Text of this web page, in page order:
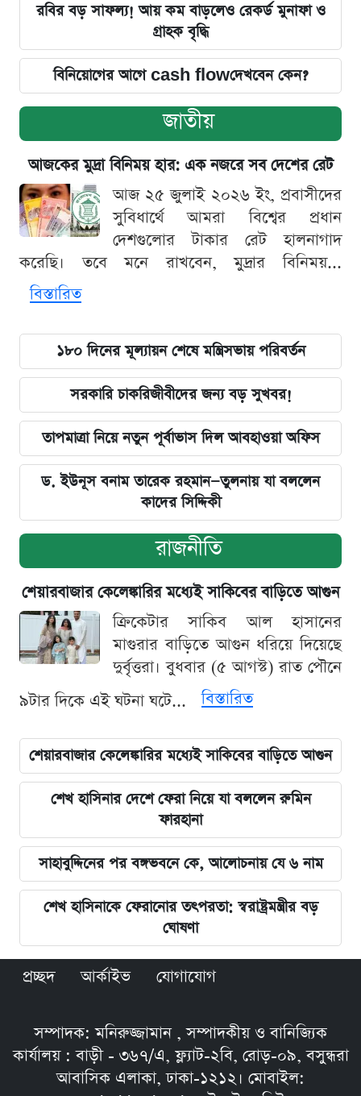
রবির বড় সাফল্য! আয় কম বাড়লেও রেকর্ড মুনাফা ও
গ্রাহক বৃদ্ধি
বিনিয়োগের আগে cash flowদেখবেন কেন?
জাতীয়
আজকের মুদ্রা বিনিময় হার: এক নজরে সব দেশের রেট
আজ ২৫ জুলাই ২০২৬ ইং, প্রবাসীদের
সুবিধার্থে আমরা বিশ্বের প্রধান
দেশগুলোর টাকার রেট হালনাগাদ
করেছি। তবে মনে রাখবেন, মুদ্রার বিনিময়...
বিস্তারিত
১৮০ দিনের মূল্যায়ন শেষে মন্ত্রিসভায় পরিবর্তন
সরকারি চাকরিজীবীদের জন্য বড় সুখবর!
তাপমাত্রা নিয়ে নতুন পূর্বাভাস দিল আবহাওয়া অফিস
ড. ইউনূস বনাম তারেক রহমান—তুলনায় যা বললেন
কাদের সিদ্দিকী
রাজনীতি
শেয়ারবাজার কেলেঙ্কারির মধ্যেই সাকিবের বাড়িতে আগুন
ক্রিকেটার সাকিব আল হাসানের
মাগুরার বাড়িতে আগুন ধরিয়ে দিয়েছে
দুর্বৃত্তরা। বুধবার (৫ আগস্ট) রাত পৌনে
৯টার দিকে এই ঘটনা ঘটে...
বিস্তারিত
শেয়ারবাজার কেলেঙ্কারির মধ্যেই সাকিবের বাড়িতে আগুন
শেখ হাসিনার দেশে ফেরা নিয়ে যা বললেন রুমিন
ফারহানা
সাহাবুদ্দিনের পর বঙ্গভবনে কে, আলোচনায় যে ৬ নাম
শেখ হাসিনাকে ফেরানোর তৎপরতা: স্বরাষ্ট্রমন্ত্রীর বড়
ঘোষণা
প্রচ্ছদ আর্কাইভ যোগাযোগ
সম্পাদক: মনিরুজ্জামান , সম্পাদকীয় ও বানিজ্যিক
কার্যালয় : বাড়ী - ৩৬৭/এ, ফ্ল্যাট-২বি, রোড়-০৯, বসুন্ধরা
আবাসিক এলাকা, ঢাকা-১২১২। মোবাইল: